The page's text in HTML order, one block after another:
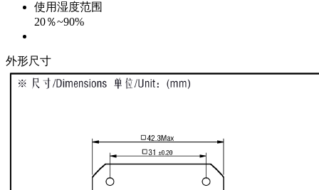
使用湿度范围
20％~90%
外形尺寸